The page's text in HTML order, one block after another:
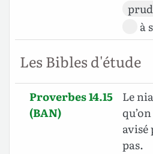
à
Les Bibles d'étude
Proverbes 14.15
(BAN)
Le
avisé
pas.